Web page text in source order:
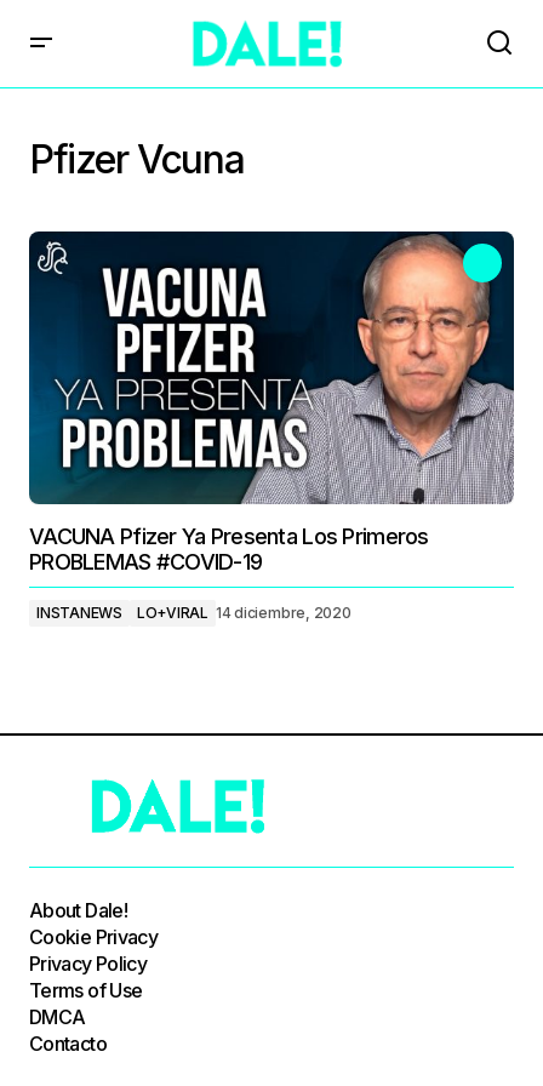
Pfizer Vcuna
VACUNA Pfizer Ya Presenta Los Primeros
PROBLEMAS #COVID-19
INSTANEWS LO+VIRAL 14 diciembre, 2020
About Dale!
Cookie Privacy
Privacy Policy
Terms of Use
DMCA
Contacto